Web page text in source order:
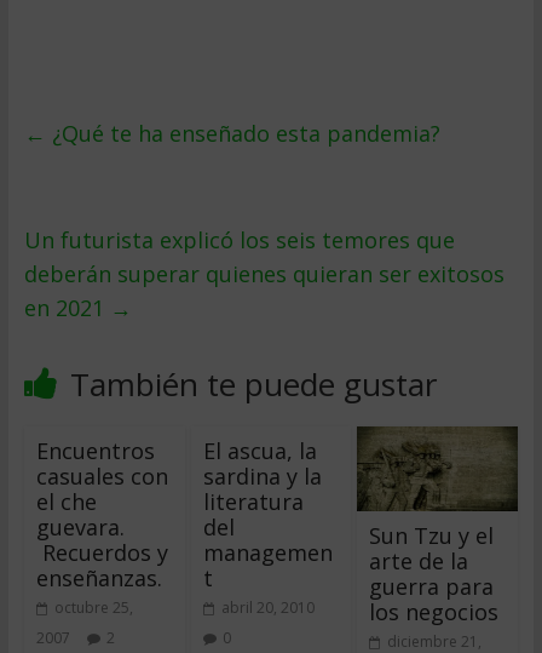
← ¿Qué te ha enseñado esta pandemia?
Un futurista explicó los seis temores que
deberán superar quienes quieran ser exitosos
en 2021 →
También te puede gustar
Encuentros
casuales con
el che
guevara.
Recuerdos y
enseñanzas.
octubre 25,
2007
2
El ascua, la
sardina y la
literatura
del
managemen
t
abril 20, 2010
0
Sun Tzu y el
arte de la
guerra para
los negocios
diciembre 21,